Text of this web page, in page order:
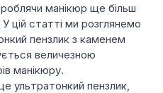
роблячи манікюр ще більш
цій статті ми розглянемо
пензлик з каменем
величезною
манікюру.
ультратонкий пензлик,